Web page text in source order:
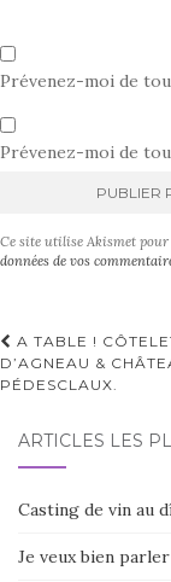
Prévenez-moi de
Prévenez-moi de
l
n
a
Ce site utilise Akismet
données de vos
d'article
A TABLE !
D’AGNEAU &
PÉDESCLAUX.
ARTICLES LES
Casting de vin au
Je veux bien parler